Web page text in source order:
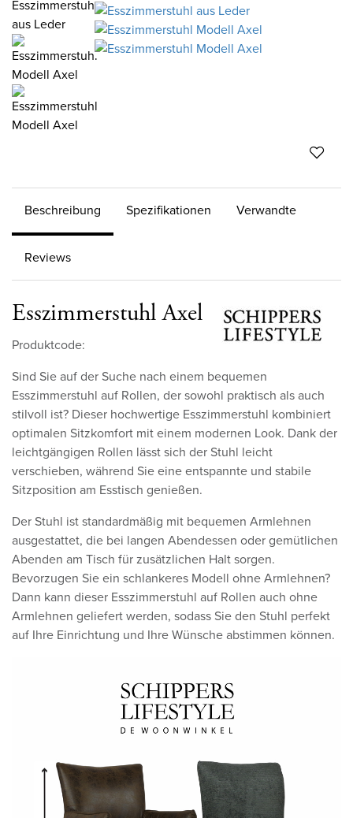
Beschreibung Spezifikationen Verwandte
Reviews
Esszimmerstuhl Axel
Produktcode:
Sind Sie auf der Suche nach einem bequemen
Esszimmerstuhl auf Rollen, der sowohl praktisch als auch
stilvoll ist? Dieser hochwertige Esszimmerstuhl kombiniert
optimalen Sitzkomfort mit einem modernen Look. Dank der
leichtgängigen Rollen lässt sich der Stuhl leicht
verschieben, während Sie eine entspannte und stabile
Sitzposition am Esstisch genießen.
Der Stuhl ist standardmäßig mit bequemen Armlehnen
ausgestattet, die bei langen Abendessen oder gemütlichen
Abenden am Tisch für zusätzlichen Halt sorgen.
Bevorzugen Sie ein schlankeres Modell ohne Armlehnen?
Dann kann dieser Esszimmerstuhl auf Rollen auch ohne
Armlehnen geliefert werden, sodass Sie den Stuhl perfekt
auf Ihre Einrichtung und Ihre Wünsche abstimmen können.